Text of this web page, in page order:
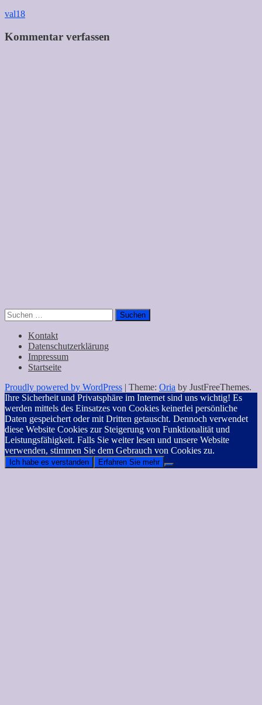
Beitragsnavigation
val18
Kommentar verfassen
Suchen
nach:
Kontakt
Datenschutzerklärung
Impressum
Startseite
Proudly powered by WordPress | Theme: Oria by JustFreeThemes.
Ihre Sicherheit und Privatsphäre im Internet sind uns wichtig! Es
werden mittels des Einsatzes von Cookies keinerlei persönliche
Daten gespeichert oder mit Dritten getauscht. Dennoch verwendet
diese Website Cookies zur Steigerung von Funktionalität und
Leistungsfähigkeit. Falls Sie weiter lesen und unsere Website
verwenden, stimmen Sie dem Gebrauch von Cookies zu.
Ich habe es verstanden Erfahren Sie mehr